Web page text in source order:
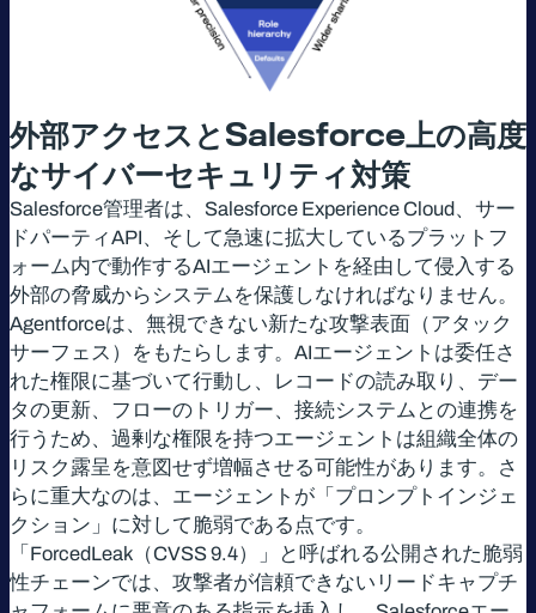
外部アクセスと Salesforce上の高度
なサイバーセキュリティ対策
Salesforce管理者は、Salesforce Experience Cloud、サー
ドパーティAPI、そして急速に拡大しているプラットフ
ォーム内で動作するAIエージェントを経由して侵入する
外部の脅威からシステムを保護しなければなりません。
Agentforceは、無視できない新たな攻撃表面（アタック
サーフェス）をもたらします。AIエージェントは委任さ
れた権限に基づいて行動し、レコードの読み取り、デー
タの更新、フローのトリガー、接続システムとの連携を
行うため、過剰な権限を持つエージェントは組織全体の
リスク露呈を意図せず増幅させる可能性があります。さ
らに重大なのは、エージェントが「プロンプトインジェ
クション」に対して脆弱である点です。
「ForcedLeak（CVSS 9.4）」と呼ばれる公開された脆弱
性チェーンでは、攻撃者が信頼できないリードキャプチ